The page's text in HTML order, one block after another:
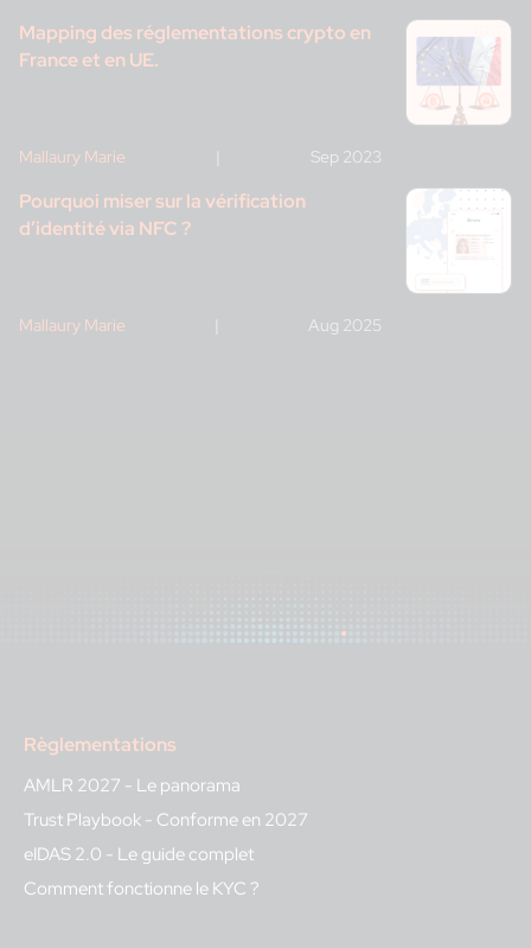
Mapping des réglementations crypto en
France et en UE.
Mallaury Marie Sep 2023
Pourquoi miser sur la vérification
d’identité via NFC ?
Mallaury Marie Aug 2025
Règlementations
AMLR 2027 - Le panorama
Trust Playbook - Conforme en 2027
eIDAS 2.0 - Le guide complet
Comment fonctionne le KYC ?